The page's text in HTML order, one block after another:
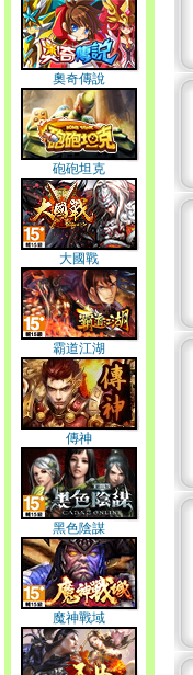
奧奇傳說
砲砲坦克
大國戰
霸道江湖
傳神
黑色陰謀
魔神戰域